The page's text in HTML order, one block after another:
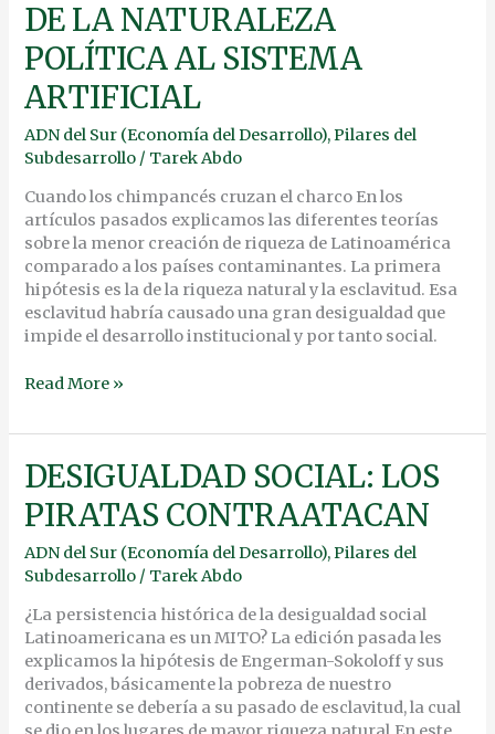
DE LA NATURALEZA
POLÍTICA AL SISTEMA
ARTIFICIAL
ADN del Sur (Economía del Desarrollo),Pilares del
Subdesarrollo / Tarek Abdo
Cuando los chimpancés cruzan el charco En los
artículos pasados explicamos las diferentes teorías
sobre la menor creación de riqueza de Latinoamérica
comparado a los países contaminantes. La primera
hipótesis es la de la riqueza natural y la esclavitud. Esa
esclavitud habría causado una gran desigualdad que
impide el desarrollo institucional y por tanto social.
DE
LA
NATURALEZA
POLÍTICA
AL
SISTEMA
ARTIFICIAL
Read More »
DESIGUALDAD SOCIAL: LOS
PIRATAS CONTRAATACAN
ADN del Sur (Economía del Desarrollo),Pilares del
Subdesarrollo / Tarek Abdo
¿La persistencia histórica de la desigualdad social
Latinoamericana es un MITO? La edición pasada les
explicamos la hipótesis de Engerman-Sokoloff y sus
derivados, básicamente la pobreza de nuestro
continente se debería a su pasado de esclavitud, la cual
DESIGUALDAD
SOCIAL:
LOS
CONTRAATACAN